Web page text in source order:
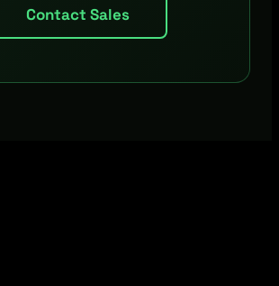
Contact Sales